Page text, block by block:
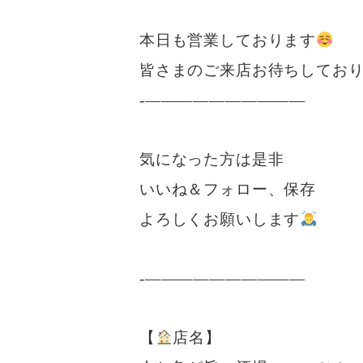
本日も営業しております
皆さまのご来店お待ちしてお
-——————————
気になった方は是非
いいね＆フォロー、保存
よろしくお願いします
-——————————
【
店名】